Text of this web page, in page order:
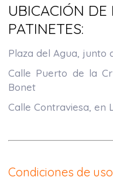
UBICACIÓN DE
PATINETES:
Plaza del Agua, junto
Calle Puerto de la
Bonet
Calle Contraviesa, en
Condiciones de